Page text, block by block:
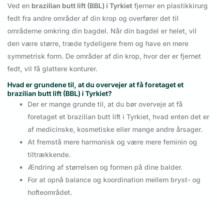
Ved en brazilian butt lift (BBL) i Tyrkiet fjerner en plastikkirurg
fedt fra andre områder af din krop og overfører det til
områderne omkring din bagdel. Når din bagdel er helet, vil
den være større, træde tydeligere frem og have en mere
symmetrisk form. De områder af din krop, hvor der er fjernet
fedt, vil få glattere konturer.
Hvad er grundene til, at du overvejer at få foretaget et
brazilian butt lift (BBL) i Tyrkiet?
Der er mange grunde til, at du bør overveje at få
foretaget et brazilian butt lift i Tyrkiet, hvad enten det er
af medicinske, kosmetiske eller mange andre årsager.
At fremstå mere harmonisk og være mere feminin og
tiltrækkende.
Ændring af størrelsen og formen på dine balder.
For at opnå balance og koordination mellem bryst- og
hofteområdet.